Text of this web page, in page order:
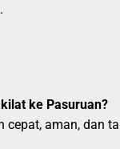
ke Pasuruan?
aman, dan